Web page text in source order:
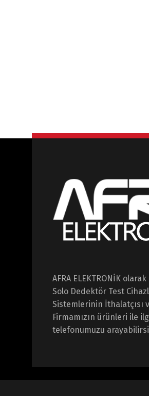
AFRA ELEKTRONİK
Solo Dedektör Test
Sistemlerinin İthalatçısı
Firmamızın ürünleri ile
telefonumuzu